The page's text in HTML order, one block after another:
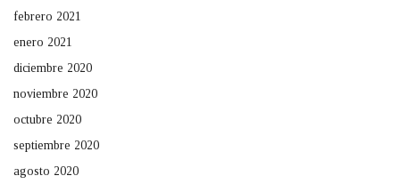
febrero 2021
enero 2021
diciembre 2020
noviembre 2020
octubre 2020
septiembre 2020
agosto 2020